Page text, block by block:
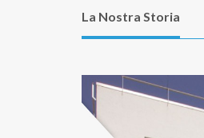
La Nostra Storia